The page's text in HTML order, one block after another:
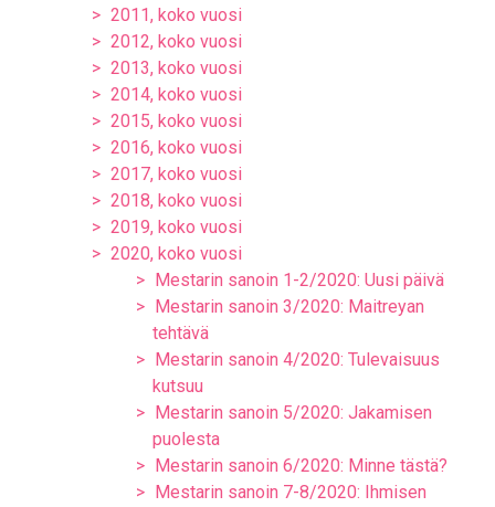
2011, koko vuosi
2012, koko vuosi
2013, koko vuosi
2014, koko vuosi
2015, koko vuosi
2016, koko vuosi
2017, koko vuosi
2018, koko vuosi
2019, koko vuosi
2020, koko vuosi
Mestarin sanoin 1-2/2020: Uusi päivä
Mestarin sanoin 3/2020: Maitreyan
tehtävä
Mestarin sanoin 4/2020: Tulevaisuus
kutsuu
Mestarin sanoin 5/2020: Jakamisen
puolesta
Mestarin sanoin 6/2020: Minne tästä?
Mestarin sanoin 7-8/2020: Ihmisen